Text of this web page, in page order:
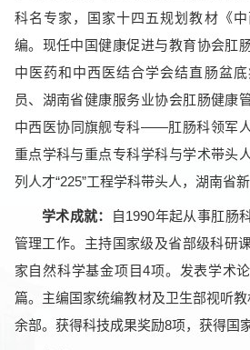
科名专家，国家十四五规划教材《
编。现任中国健康促进与教育协会肛
中医药和中西医结合学会结直肠盆
员、湖南省健康服务业协会肛肠健康
中西医协同旗舰专科——肛肠科领军
重点学科与重点专科学科与学术带头
列人才“225”工程学科带头人，湖南省
学术成就：
自1990年起从事肛肠
管理工作。主持国家级及省部级科研
家自然科学基金项目4项。发表学术
篇。主编国家统编教材及卫生部视听
余部。获得科技成果奖励8项，获得国